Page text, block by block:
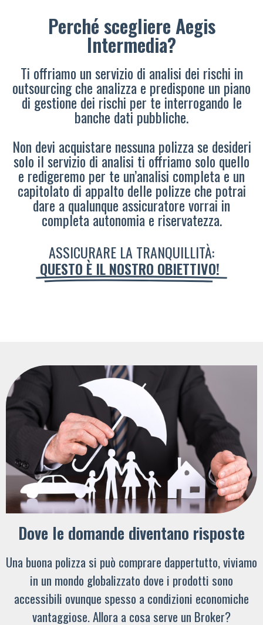
Perché scegliere Aegis
Intermedia?
Ti offriamo un servizio di analisi dei rischi in
outsourcing che analizza e predispone un piano
di gestione dei rischi per te interrogando le
banche dati pubbliche.
Non devi acquistare nessuna polizza se desideri
solo il servizio di analisi ti offriamo solo quello
e redigeremo per te un’analisi completa e un
capitolato di appalto delle polizze che potrai
dare a qualunque assicuratore vorrai in
completa autonomia e riservatezza.
ASSICURARE LA TRANQUILLITÀ:
QUESTO È IL NOSTRO OBIETTIVO!
Dove le domande diventano risposte
Una buona polizza si può comprare dappertutto, viviamo
in un mondo globalizzato dove i prodotti sono
accessibili ovunque spesso a condizioni economiche
vantaggiose. Allora a cosa serve un Broker?